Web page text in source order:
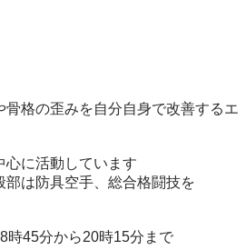
格の歪みを自分自身で改善するエ
心に活動しています
部は防具空手、総合格闘技を
時45分から20時15分まで